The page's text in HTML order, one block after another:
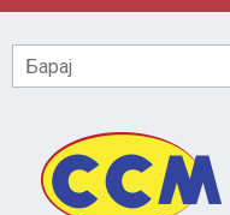
Skip to main content
Барај